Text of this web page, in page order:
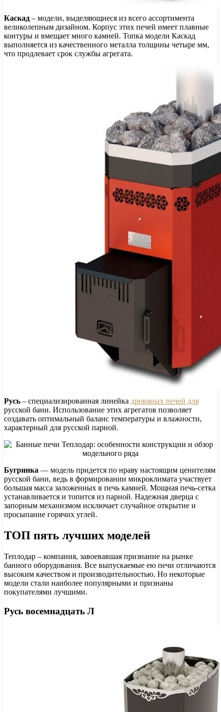
Каскад – модели, выделяющиеся из всего ассортимента
великолепным дизайном. Корпус этих печей имеет плавные
контуры и вмещает много камней. Топка модели Каскад
выполняется из качественного металла толщины четыре мм,
что продлевает срок службы агрегата.
Русь – специализированная линейка дровяных печей для
русской бани. Использование этих агрегатов позволяет
создавать оптимальный баланс температуры и влажности,
характерный для русской парной.
Бугринка — модель придется по нраву настоящим ценителям
русской бани, ведь в формировании микроклимата участвует
большая масса заложенных в печь камней. Мощная печь-сетка
устанавливается и топится из парной. Надежная дверца с
запорным механизмом исключает случайное открытие и
просыпание горячих углей.
ТОП пять лучших моделей
Теплодар – компания, завоевавшая признание на рынке
банного оборудования. Все выпускаемые ею печи отличаются
высоким качеством и производительностью. Но некоторые
модели стали наиболее популярными и признаны
покупателями лучшими.
Русь восемнадцать Л